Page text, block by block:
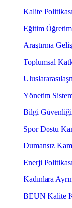
Kalite Politikası
Eğitim Öğretim
Araştırma
Toplumsal
Yönetim
Bilgi Güvenliği
Spor Dostu
Dumansız
Enerji Politikası
Kadınlara
BEUN Kalite